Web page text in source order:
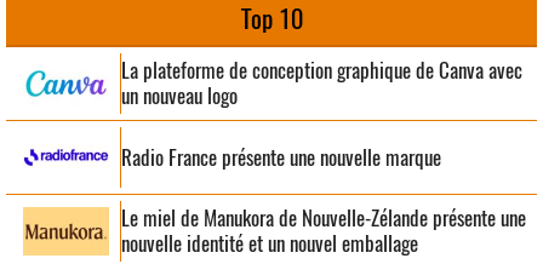
Top 10
La plateforme de conception graphique de Canva avec
un nouveau logo
Radio France présente une nouvelle marque
Le miel de Manukora de Nouvelle-Zélande présente une
nouvelle identité et un nouvel emballage